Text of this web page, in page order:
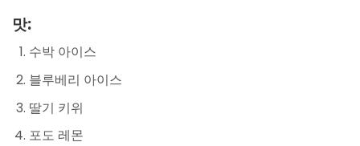
맛:
수박 아이스
블루베리 아이스
딸기 키위
포도 레몬